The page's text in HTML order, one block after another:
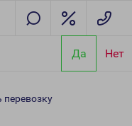
Да Нет
перевозку